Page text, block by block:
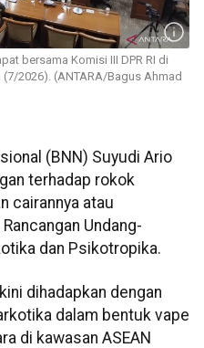
bersama Komisi III DPR RI di
2026). (ANTARA/Bagus Ahmad
(BNN) Suyudi Ario
terhadap rokok
cairannya atau
Undang-
dan Psikotropika.
dihadapkan dengan
dalam bentuk vape
di kawasan ASEAN